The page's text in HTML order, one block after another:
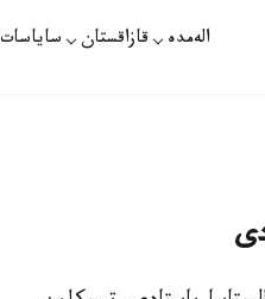
الەمدە قازاقستان ساياسات